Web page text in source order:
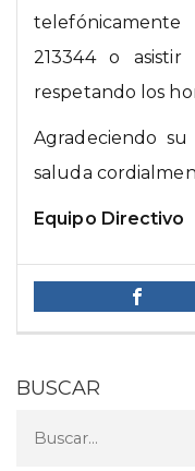
213344 o asistir
respetando los
Agradeciendo
saluda
Equipo Directivo
BUSCAR